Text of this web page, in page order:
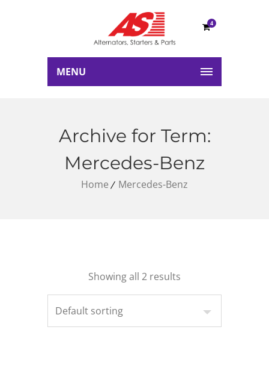
MENU
4
Archive for Term:
Mercedes-Benz
Home Mercedes-Benz
Showing all 2 results